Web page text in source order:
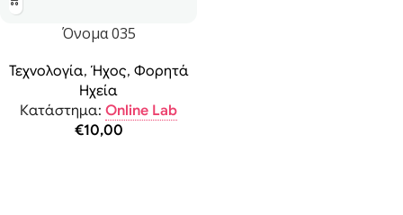
Όνομα 035
Τεχνολογία, Ήχος, Φορητά
Ηχεία
Κατάστημα: Online Lab
€10,00